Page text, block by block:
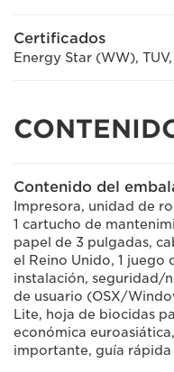
Certificados
Energy Star (WW), TUV,
Contenido del
Impresora, unidad de
1 cartucho de
papel de 3 pulgadas,
el Reino Unido, 1 juego
instalación, seguridad/
de usuario (OSX/
Lite, hoja de biocidas
económica
importante, guía rápida